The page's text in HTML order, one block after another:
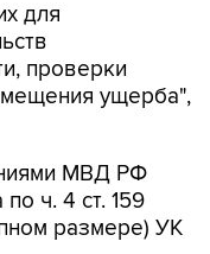
для
проверки
ущерба",
МВД РФ
ч. 4 ст. 159
размере) УК